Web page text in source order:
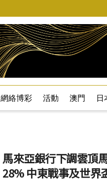
網絡博彩 活動 澳門 日
馬來亞銀行下調雲頂
28% 中東戰事及世界